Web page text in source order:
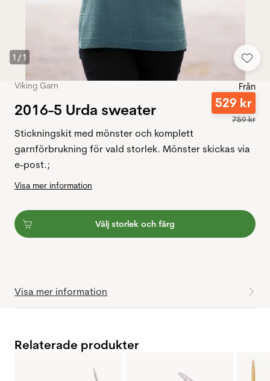
1 /1
Viking Garn
2016-5 Urda sweater
Från
529 kr
759kr
Stickningskit med mönster och komplett
garnförbrukning för vald storlek. Mönster skickas via
e-post.;
Visa mer information
Välj storlek och färg
Visa mer information
Relaterade produkter